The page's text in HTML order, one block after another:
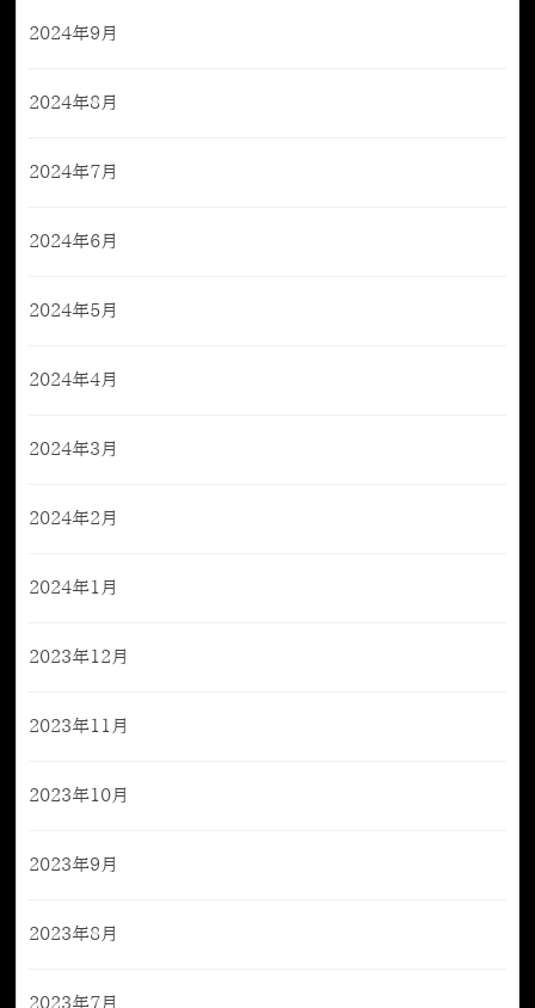
2024年9月
2024年8月
2024年7月
2024年6月
2024年5月
2024年4月
2024年3月
2024年2月
2024年1月
2023年12月
2023年11月
2023年10月
2023年9月
2023年8月
2023年7月